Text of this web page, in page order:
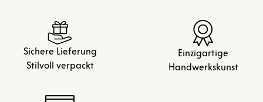
Sichere Lieferung
Stilvoll verpackt
Einzigartige
Handwerkskunst